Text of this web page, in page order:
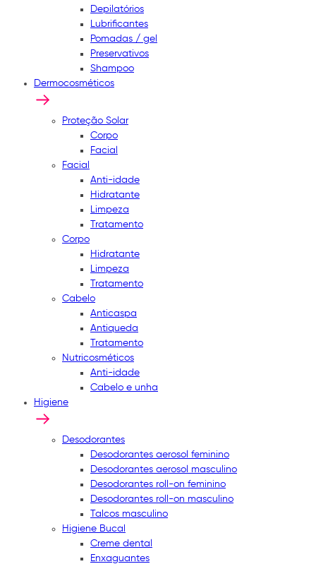
Depilatórios
Lubrificantes
Pomadas / gel
Preservativos
Shampoo
Dermocosméticos
Proteção Solar
Corpo
Facial
Facial
Anti-idade
Hidratante
Limpeza
Tratamento
Corpo
Hidratante
Limpeza
Tratamento
Cabelo
Anticaspa
Antiqueda
Tratamento
Nutricosméticos
Anti-idade
Cabelo e unha
Higiene
Desodorantes
Desodorantes aerosol feminino
Desodorantes aerosol masculino
Desodorantes roll-on feminino
Desodorantes roll-on masculino
Talcos masculino
Higiene Bucal
Creme dental
Enxaguantes